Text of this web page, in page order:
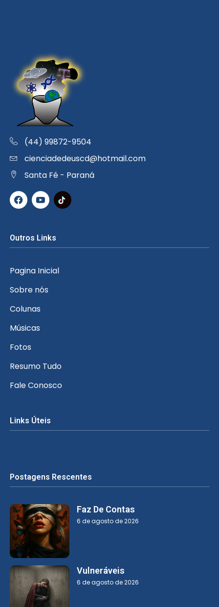
(44) 99872-9504
cienciadedeuscd@hotmail.com
Santa Fé - Paraná
Outros Links
Pagina Inicial
Sobre nós
Colunas
Músicas
Fotos
Resumo Tudo
Fale Conosco
Links Úteis
Postagens Rescentes
Faz De Contas
6 de agosto de 2026
Vulneráveis
6 de agosto de 2026